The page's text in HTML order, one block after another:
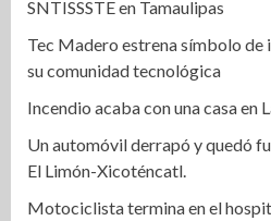
SNTISSSTE en Tamaulipas
Tec Madero estrena símbolo
su comunidad tecnológica
Incendio acaba con una casa en
Un automóvil derrapó y quedó
El Limón-Xicoténcatl.
Motociclista termina en el